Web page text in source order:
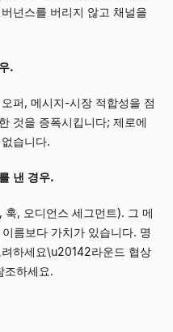
넌스를 버리지 않고 채널을
.
퍼, 메시지-시장 적합성을 점
것을 증폭시킵니다; 제로에
습니다.
낸 경우.
훅, 오디언스 세그먼트). 그 메
름보다 가치가 있습니다. 명
하세요\u20142라운드 협상
조하세요.